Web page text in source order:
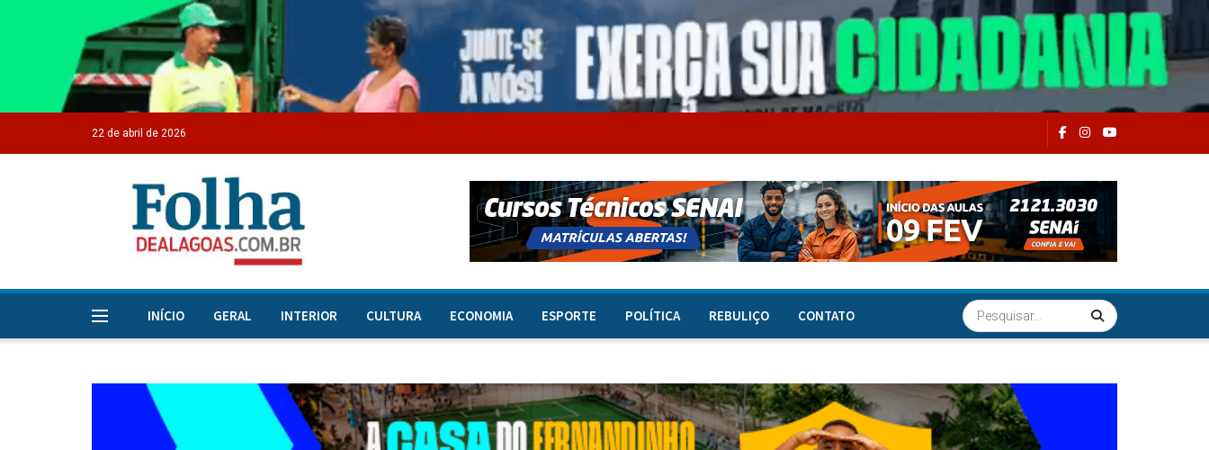
22 de abril de 2026
INÍCIO GERAL INTERIOR CULTURA ECONOMIA ESPORTE POLÍTICA REBULIÇO CONTATO